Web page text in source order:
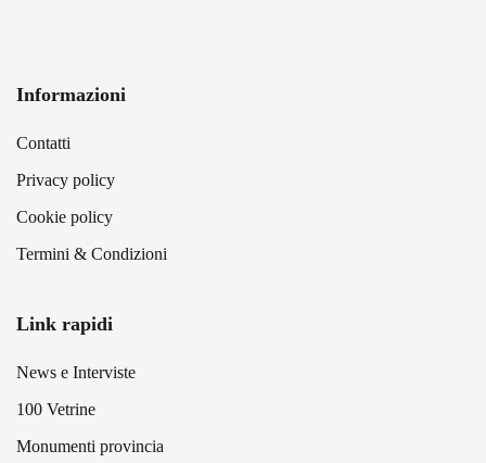
Informazioni
Contatti
Privacy policy
Cookie policy
Termini & Condizioni
Link rapidi
News e Interviste
100 Vetrine
Monumenti provincia